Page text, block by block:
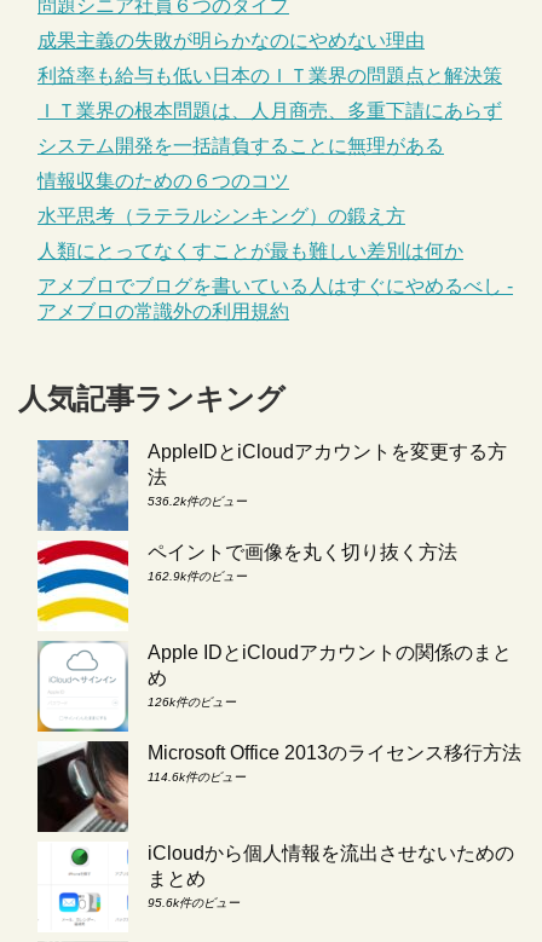
問題シニア社員６つのタイプ
成果主義の失敗が明らかなのにやめない理由
利益率も給与も低い日本のＩＴ業界の問題点と解決策
ＩＴ業界の根本問題は、人月商売、多重下請にあらず
システム開発を一括請負することに無理がある
情報収集のための６つのコツ
水平思考（ラテラルシンキング）の鍛え方
人類にとってなくすことが最も難しい差別は何か
アメブロでブログを書いている人はすぐにやめるべし -
アメブロの常識外の利用規約
人気記事ランキング
AppleIDとiCloudアカウントを変更する方
法
536.2k件のビュー
ペイントで画像を丸く切り抜く方法
162.9k件のビュー
Apple IDとiCloudアカウントの関係のまと
め
126k件のビュー
Microsoft Office 2013のライセンス移行方法
114.6k件のビュー
iCloudから個人情報を流出させないための
まとめ
95.6k件のビュー